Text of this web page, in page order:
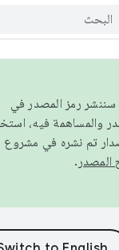
سننشر رمز المصدر في
تم نشره في مشروع
.